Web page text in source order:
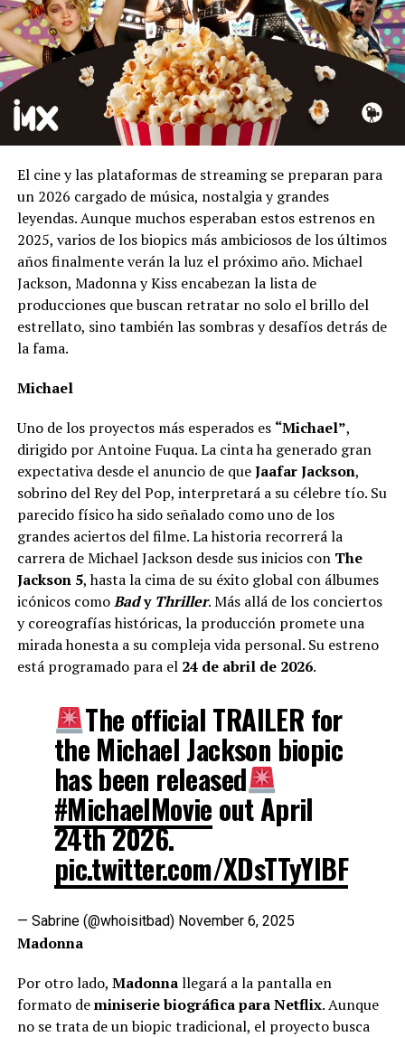
El cine y las plataformas de streaming se preparan para
un 2026 cargado de música, nostalgia y grandes
leyendas. Aunque muchos esperaban estos estrenos en
2025, varios de los biopics más ambiciosos de los últimos
años finalmente verán la luz el próximo año. Michael
Jackson, Madonna y Kiss encabezan la lista de
producciones que buscan retratar no solo el brillo del
estrellato, sino también las sombras y desafíos detrás de
la fama.
Michael
Uno de los proyectos más esperados es “Michael”,
dirigido por Antoine Fuqua. La cinta ha generado gran
expectativa desde el anuncio de queJaafar Jackson,
sobrino del Rey del Pop, interpretará a su célebre tío. Su
parecido físico ha sido señalado como uno de los
grandes aciertos del filme. La historia recorrerá la
carrera de Michael Jackson desde sus inicios con The
Jackson 5, hasta la cima de su éxito global con álbumes
icónicos comoBady Thriller. Más allá de los conciertos
y coreografías históricas, la producción promete una
mirada honesta a su compleja vida personal. Su estreno
está programado para el 24 de abril de 2026.
The official TRAILER for
the Michael Jackson biopic
has been released
#MichaelMovie out April
24th 2026.
pic.twitter.com/XDsTTyYIBF
— Sabrine (@whoisitbad) November 6, 2025
Madonna
Por otro lado, Madonnallegará a la pantalla en
formato deminiserie biográfica para Netflix. Aunque
no se trata de un biopic tradicional, el proyecto busca